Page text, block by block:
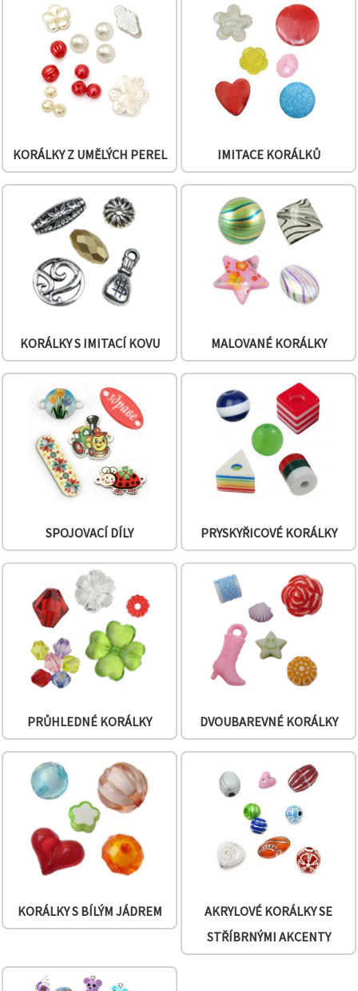
Přijmout
vše
Nastavení
KORÁLKY Z UMĚLÝCH PEREL IMITACE KORÁLKŮ
KORÁLKY S IMITACÍ KOVU MALOVANÉ KORÁLKY
SPOJOVACÍ DÍLY PRYSKYŘICOVÉ KORÁLKY
PRŮHLEDNÉ KORÁLKY DVOUBAREVNÉ KORÁLKY
KORÁLKY S BÍLÝM JÁDREM
AKRYLOVÉ KORÁLKY SE
STŘÍBRNÝMI AKCENTY